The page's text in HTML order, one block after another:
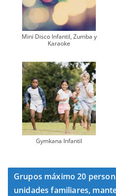
Mini Disco Infantil, Zumba y
Karaoke
Gymkana Infantil
Grupos máximo 20
unidades familiares,